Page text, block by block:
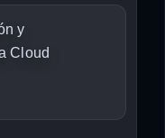
y
Cloud